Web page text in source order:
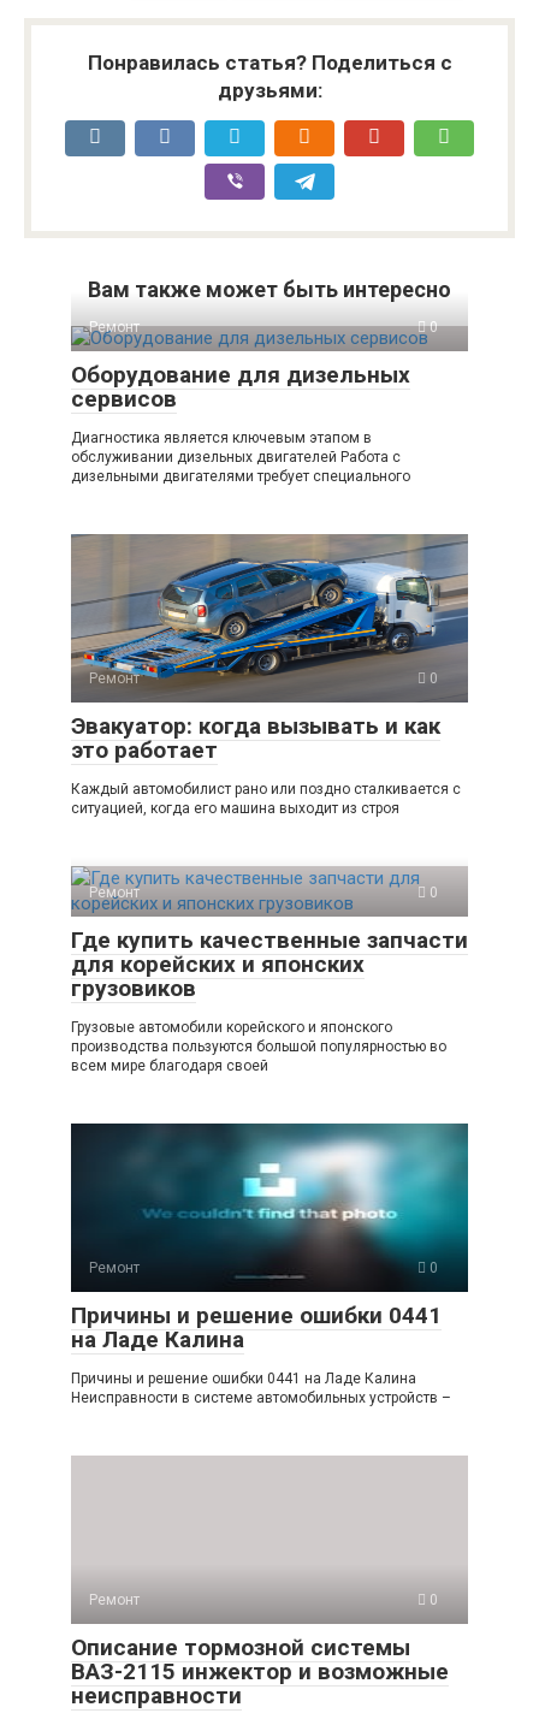
Понравилась статья? Поделиться с
друзьями:
Вам также может быть интересно
Ремонт 0
Оборудование для дизельных
сервисов
Диагностика является ключевым этапом в
обслуживании дизельных двигателей Работа с
дизельными двигателями требует специального
Ремонт 0
Эвакуатор: когда вызывать и как
это работает
Каждый автомобилист рано или поздно сталкивается с
ситуацией, когда его машина выходит из строя
Ремонт 0
Где купить качественные запчасти
для корейских и японских
грузовиков
Грузовые автомобили корейского и японского
производства пользуются большой популярностью во
всем мире благодаря своей
Ремонт 0
Причины и решение ошибки 0441
на Ладе Калина
Причины и решение ошибки 0441 на Ладе Калина
Неисправности в системе автомобильных устройств –
Ремонт 0
Описание тормозной системы
ВАЗ-2115 инжектор и возможные
неисправности